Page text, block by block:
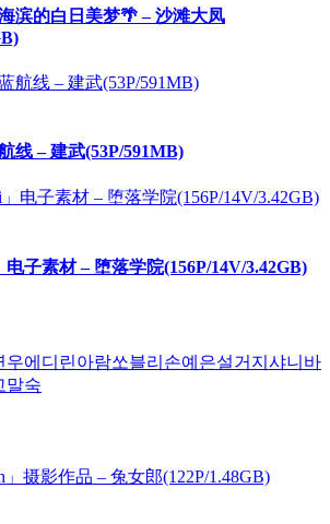
滨的白日美梦🌴 – 沙滩大凤
线 – 建武(53P/591MB)
电子素材 – 堕落学院(156P/14V/3.42GB)
우에디린아람쏘블리 손예은설거지 샤니 바
말숙